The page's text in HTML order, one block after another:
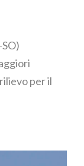
per il